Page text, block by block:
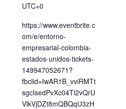
UTC+0
https://www.eventbrite.c
om/e/entorno-
empresarial-colombia-
estados-unidos-tickets-
149947052671?
fbclid=IwAR1B_vviRMTt
sgcIsedPvXc04Ti2vQrU
VlkVjDZt8mQBQqU3zH